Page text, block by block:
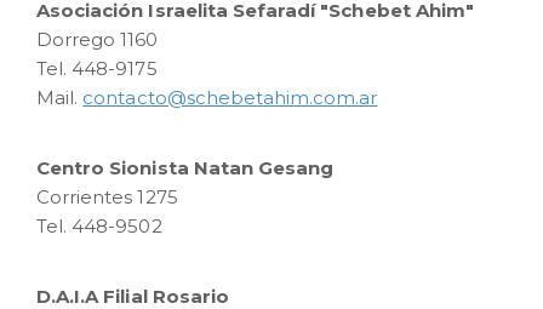
Asociación Israelita Sefaradí "Schebet Ahim"
Dorrego 1160
Tel. 448-9175
Mail. contacto@schebetahim.com.ar
Centro Sionista Natan Gesang
Corrientes 1275
Tel. 448-9502
D.A.I.A Filial Rosario